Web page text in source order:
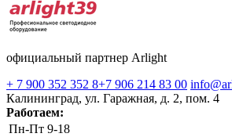
официальный партнер Arlight
+ 7 900 352 352 8+7 906 214 83 00
Калининград, ул. Гаражная, д. 2, пом. 4
Работаем:
Пн-Пт 9-18